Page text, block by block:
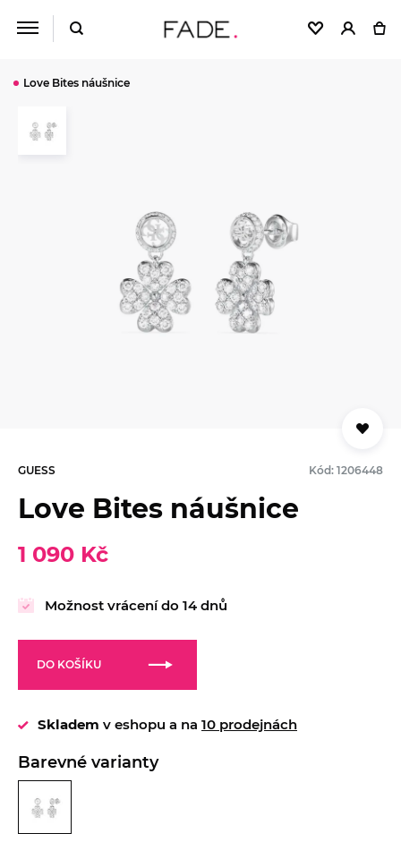
Love Bites náušnice
GUESS Kód: 1206448
Love Bites náušnice
1 090 Kč
Možnost vrácení do 14 dnů
DO KOŠÍKU
Skladem v eshopu a na 10 prodejnách
Barevné varianty